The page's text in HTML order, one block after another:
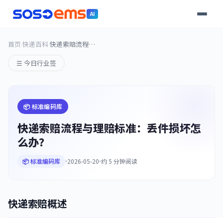
AI
首页›快递百科›
快递索赔流程与理赔标准
☰ 今日行业签
📦 标准编码库
快递索赔流程与理赔标准：丢件损坏怎
么办？
📦 标准编码库 2026-05-20 约 5 分钟阅读
快递索赔概述